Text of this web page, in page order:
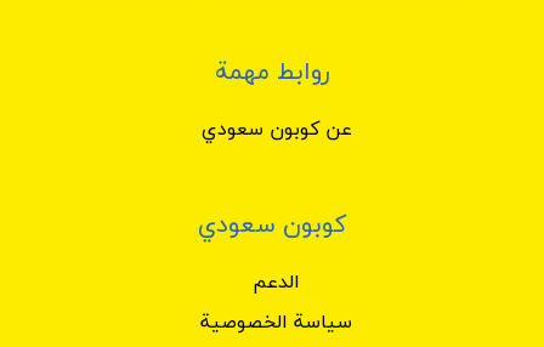
روابط مهمة
عن كوبون سعودي
كوبون سعودي
الدعم
سياسة الخصوصية